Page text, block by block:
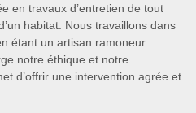
en travaux d’entretien de tout
habitat. Nous travaillons dans
étant un artisan ramoneur
notre éthique et notre
d’offrir une intervention agrée et